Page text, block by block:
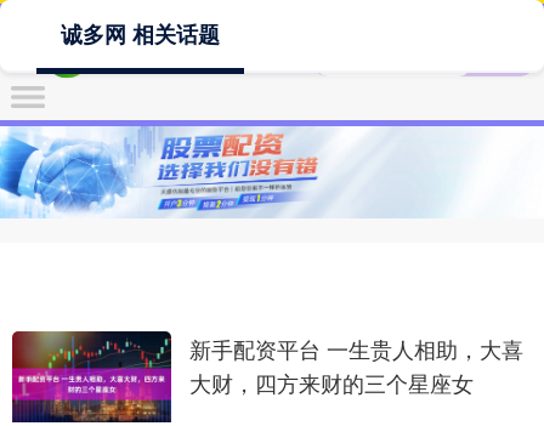
诚多网 相关话题
新手配资平台 一生贵人相助，大喜
大财，四方来财的三个星座女